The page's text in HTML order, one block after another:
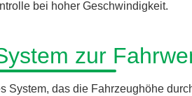
bei hoher Geschwindigkeit.
zur
System, das die Fahrzeughöhe